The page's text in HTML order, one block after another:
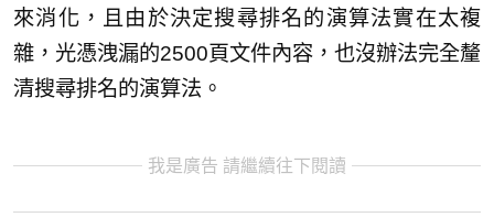
來消化，且由於決定搜尋排名的演算法實在太複
雜，光憑洩漏的2500頁文件內容，也沒辦法完全釐
清搜尋排名的演算法。
我是廣告 請繼續往下閱讀